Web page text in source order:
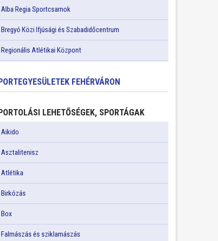
Alba Regia Sportcsarnok
Bregyó Közi Ifjúsági és Szabadidőcentrum
Regionális Atlétikai Központ
FEHÉRVÁRON
LEHETŐSÉGEK, SPORTÁGAK
Aikido
Asztalitenisz
Atlétika
Birkózás
Box
Falmászás és sziklamászás